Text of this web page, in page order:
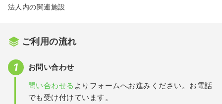
法人内の関連施設
ご利用の流れ
お問い合わせ
問い合わせる よりフォームへお進みください。お電話
でも受け付けています。